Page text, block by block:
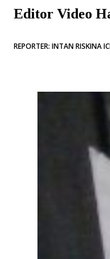
Editor Video
REPORTER: INTAN RISKINA